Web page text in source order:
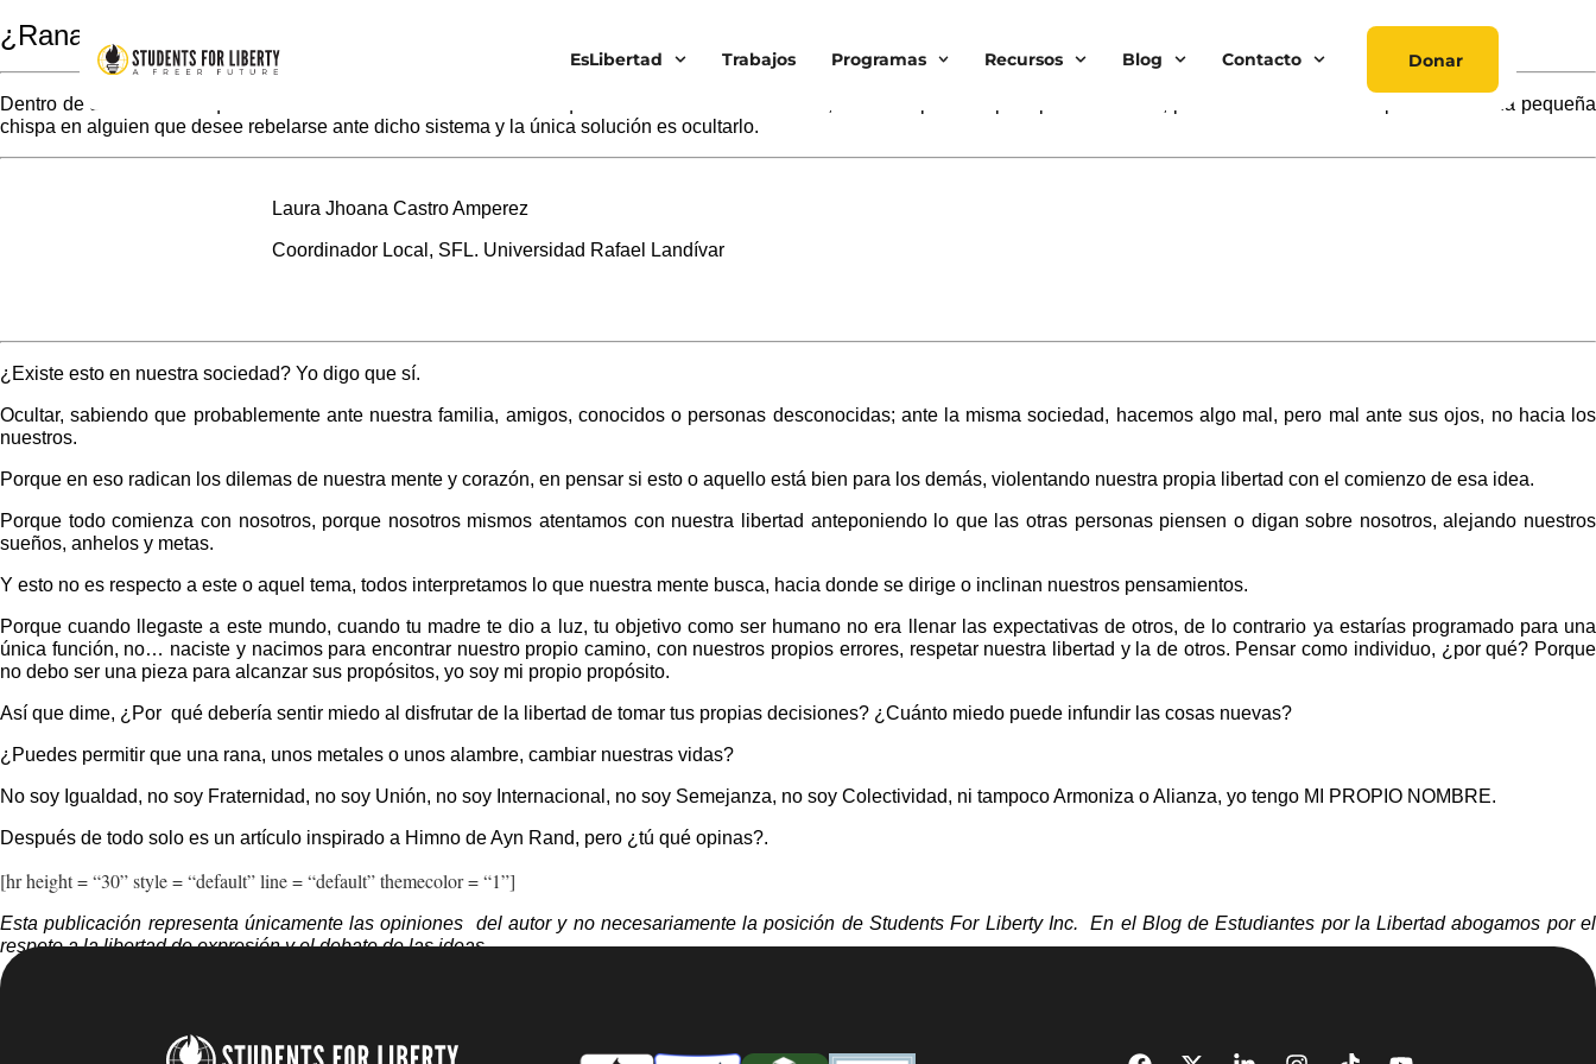
EsLibertad Trabajos Programas Recursos Blog Contacto Donar
¿Ranas, metales o unos alambres?
Dentro de una sociedad que considera el “nosotros” como todo lo que un ser humano debe saber, lo más importante para poder coexistir; pero dentro de esto siempre existirá una pequeña
chispa en alguien que desee rebelarse ante dicho sistema y la única solución es ocultarlo.
Laura Jhoana Castro Amperez
Coordinador Local, SFL. Universidad Rafael Landívar
¿Existe esto en nuestra sociedad? Yo digo que sí.
Ocultar, sabiendo que probablemente ante nuestra familia, amigos, conocidos o personas desconocidas; ante la misma sociedad, hacemos algo mal, pero mal ante sus ojos, no hacia los
nuestros.
Porque en eso radican los dilemas de nuestra mente y corazón, en pensar si esto o aquello está bien para los demás, violentando nuestra propia libertad con el comienzo de esa idea.
Porque todo comienza con nosotros, porque nosotros mismos atentamos con nuestra libertad anteponiendo lo que las otras personas piensen o digan sobre nosotros, alejando nuestros
sueños, anhelos y metas.
Y esto no es respecto a este o aquel tema, todos interpretamos lo que nuestra mente busca, hacia donde se dirige o inclinan nuestros pensamientos.
Porque cuando llegaste a este mundo, cuando tu madre te dio a luz, tu objetivo como ser humano no era llenar las expectativas de otros, de lo contrario ya estarías programado para una
única función, no… naciste y nacimos para encontrar nuestro propio camino, con nuestros propios errores, respetar nuestra libertad y la de otros. Pensar como individuo, ¿por qué? Porque
no debo ser una pieza para alcanzar sus propósitos, yo soy mi propio propósito.
Así que dime, ¿Por qué debería sentir miedo al disfrutar de la libertad de tomar tus propias decisiones? ¿Cuánto miedo puede infundir las cosas nuevas?
¿Puedes permitir que una rana, unos metales o unos alambre, cambiar nuestras vidas?
No soy Igualdad, no soy Fraternidad, no soy Unión, no soy Internacional, no soy Semejanza, no soy Colectividad, ni tampoco Armoniza o Alianza, yo tengo MI PROPIO NOMBRE.
Después de todo solo es un artículo inspirado a Himno de Ayn Rand, pero ¿tú qué opinas?.
[hr height = “30” style = “default” line = “default” themecolor = “1”]
Esta publicación representa únicamente las opiniones del autor y no necesariamente la posición de Students For Liberty Inc. En el Blog de Estudiantes por la Libertad abogamos por el
respeto a la libertad de expresión y el debate de las ideas.